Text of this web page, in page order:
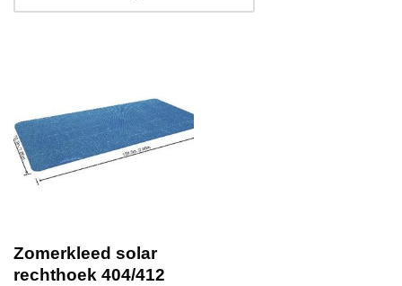
Zomerkleed solar
rechthoek 404/412